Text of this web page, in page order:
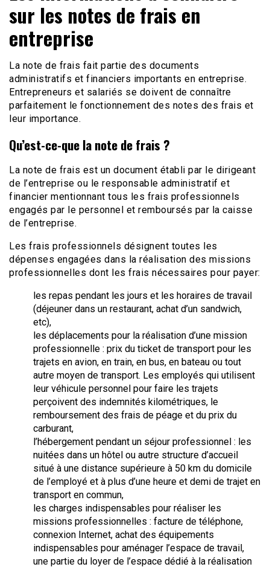
sur les notes de frais en
entreprise
La note de frais fait partie des documents
administratifs et financiers importants en entreprise.
Entrepreneurs et salariés se doivent de connaître
parfaitement le fonctionnement des notes des frais et
leur importance.
Qu’est-ce-que la note de frais ?
La note de frais est un document établi par le dirigeant
de l’entreprise ou le responsable administratif et
financier mentionnant tous les frais professionnels
engagés par le personnel et remboursés par la caisse
de l’entreprise.
Les frais professionnels désignent toutes les
dépenses engagées dans la réalisation des missions
professionnelles dont les frais nécessaires pour payer:
les repas pendant les jours et les horaires de travail
(déjeuner dans un restaurant, achat d’un sandwich,
etc),
les déplacements pour la réalisation d’une mission
professionnelle : prix du ticket de transport pour les
trajets en avion, en train, en bus, en bateau ou tout
autre moyen de transport. Les employés qui utilisent
leur véhicule personnel pour faire les trajets
perçoivent des indemnités kilométriques, le
remboursement des frais de péage et du prix du
carburant,
l’hébergement pendant un séjour professionnel : les
nuitées dans un hôtel ou autre structure d’accueil
situé à une distance supérieure à 50 km du domicile
de l’employé et à plus d’une heure et demi de trajet en
transport en commun,
les charges indispensables pour réaliser les
missions professionnelles : facture de téléphone,
connexion Internet, achat des équipements
indispensables pour aménager l’espace de travail,
une partie du loyer de l’espace dédié à la réalisation